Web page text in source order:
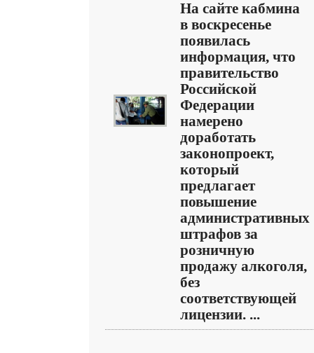
На сайте кабмина
в воскресенье
появилась
информация, что
правительство
Российской
Федерации
намерено
доработать
законопроект,
который
предлагает
повышение
административных
штрафов за
розничную
продажу алкоголя,
без
соответствующей
лицензии. ...